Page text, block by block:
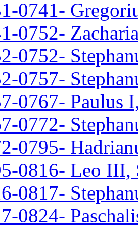
0741-
0752-
0752-
0757-
0767- Paulus
0772-
0795-
0816- Leo III,
0817-
0824-